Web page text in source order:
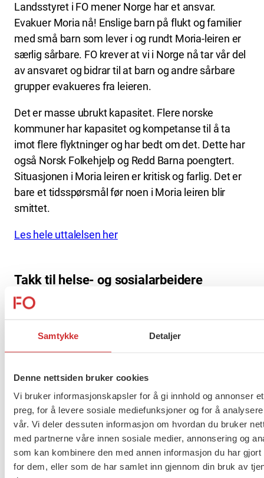
Samtykke Detaljer
Denne nettsiden bruker cookies
Vi bruker informasjonskapsler for å gi innhold og annonser
preg, for å levere sosiale mediefunksjoner og for å
vår. Vi deler dessuten informasjon om hvordan du bruker
med partnerne våre innen sosiale medier, annonsering og
som kan kombinere den med annen informasjon du har gjort
for dem, eller som de har samlet inn gjennom din bruk av
Landsstyret i FO mener Norge har et ansvar.
Evakuer Moria nå! Enslige barn på flukt og familier
med små barn som lever i og rundt Moria-leiren er
særlig sårbare. FO krever at vi i Norge nå tar vår del
av ansvaret og bidrar til at barn og andre sårbare
grupper evakueres fra leieren.
Det er masse ubrukt kapasitet. Flere norske
kommuner har kapasitet og kompetanse til å ta
imot flere flyktninger og har bedt om det. Dette har
også Norsk Folkehjelp og Redd Barna poengtert.
Situasjonen i Moria leiren er kritisk og farlig. Det er
bare et tidsspørsmål før noen i Moria leiren blir
smittet.
Les hele uttalelsen her
Takk til helse- og sosialarbeidere
Landsstyret i FO vil gi honnør til
velferdsvitere som jobber i helse -, omsorg – og
Sosionomene og velferdsviterne står i første rekke
hos NAV som nå opplever et enormt trykk fra flere
stønadsmottakere som må sikres en inntekt etter
bortfall av arbeid.
Barnevernspedagoger, sosionomer og andre
ansatte i barnevernet er definert som kritisk